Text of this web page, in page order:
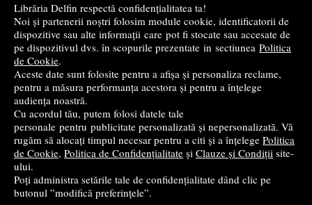
Librăria Delfin respectă confidențialitatea ta!
Noi și partenerii noștri folosim module cookie, identificatorii de
dispozitive sau alte informații care pot fi stocate sau accesate de
pe dispozitivul dvs. în scopurile prezentate in sectiunea Politica
de Cookie.
Aceste date sunt folosite pentru a afișa și personaliza reclame,
pentru a măsura performanța acestora și pentru a înțelege
audiența noastră.
Cu acordul tău, putem folosi datele tale
personale pentru publicitate personalizată și nepersonalizată. Vă
rugăm să alocați timpul necesar pentru a citi și a înțelege Politica
de Cookie, Politica de Confidențialitate și Clauze și Condiții site-
ului.
Poți administra setările tale de confidențialitate dând clic pe
butonul ”modifică preferințele”.
Cele mai bune cărți de istorie
Top cărți beletristică
...toate știrile
© 2004 - 2026 Grup DZC SRL
Magazin onlinecreat de Vital Soft
Created in 0.1096 sec